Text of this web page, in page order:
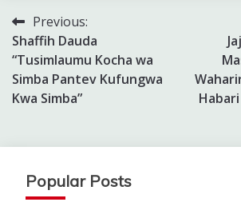
Post
navigation
Previous:
Shaffih Dauda
“Tusimlaumu Kocha wa
Simba Pantev Kufungwa
Kwa Simba”
Popular Posts